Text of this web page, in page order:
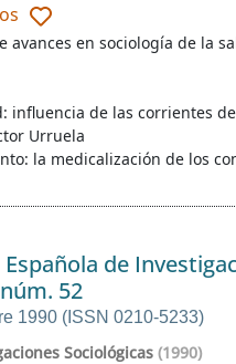
avances en sociología de la
influencia de las corrientes
Urruela
la medicalización de los
Española de
52
1990 (ISSN 0210-5233)
Sociológicas (1990)